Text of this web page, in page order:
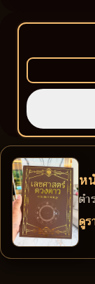
ห
ตำ
ดูร